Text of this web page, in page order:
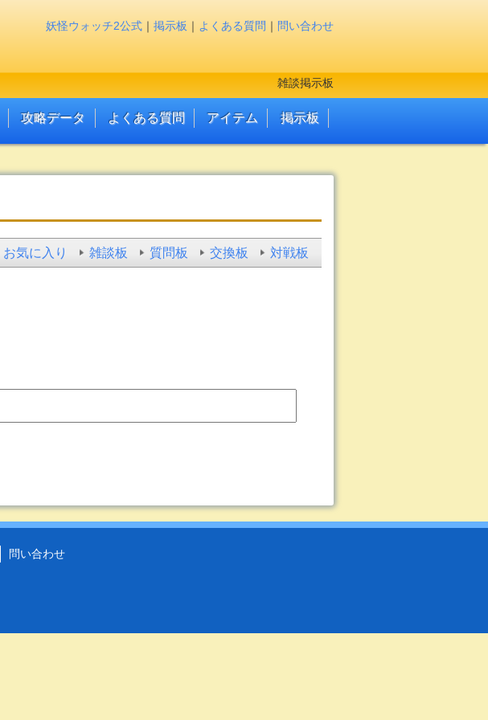
妖怪ウォッチ2公式 ｜ 掲示板 ｜ よくある質問 ｜ 問い合わせ
雑談掲示板
攻略データ よくある質問 アイテム 掲示板
お気に入り 雑談板 質問板 交換板 対戦板
問い合わせ